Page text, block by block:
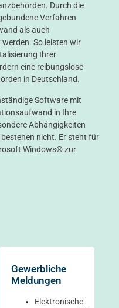
Durch die
Verfahren
als auch
So leisten wir
Ihrer
eine reibungslose
in Deutschland.
Software mit
in Ihre
Abhängigkeiten
nicht. Er steht für
Windows® zur
Gewerbliche
Meldungen
Elektronische